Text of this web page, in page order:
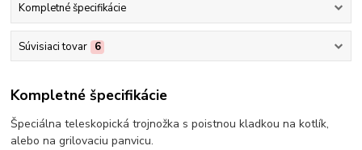
Kompletné špecifikácie
Súvisiaci tovar 6
Kompletné špecifikácie
Špeciálna teleskopická trojnožka s poistnou kladkou na kotlík,
alebo na grilovaciu panvicu.